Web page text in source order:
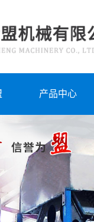
产品中心